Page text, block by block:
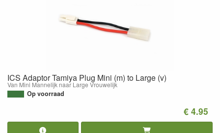
ICS Adaptor Tamiya Plug Mini (m) to Large (v)
Van Mini Mannelijk naar Large Vrouwelijk
Op voorraad
€ 4.95